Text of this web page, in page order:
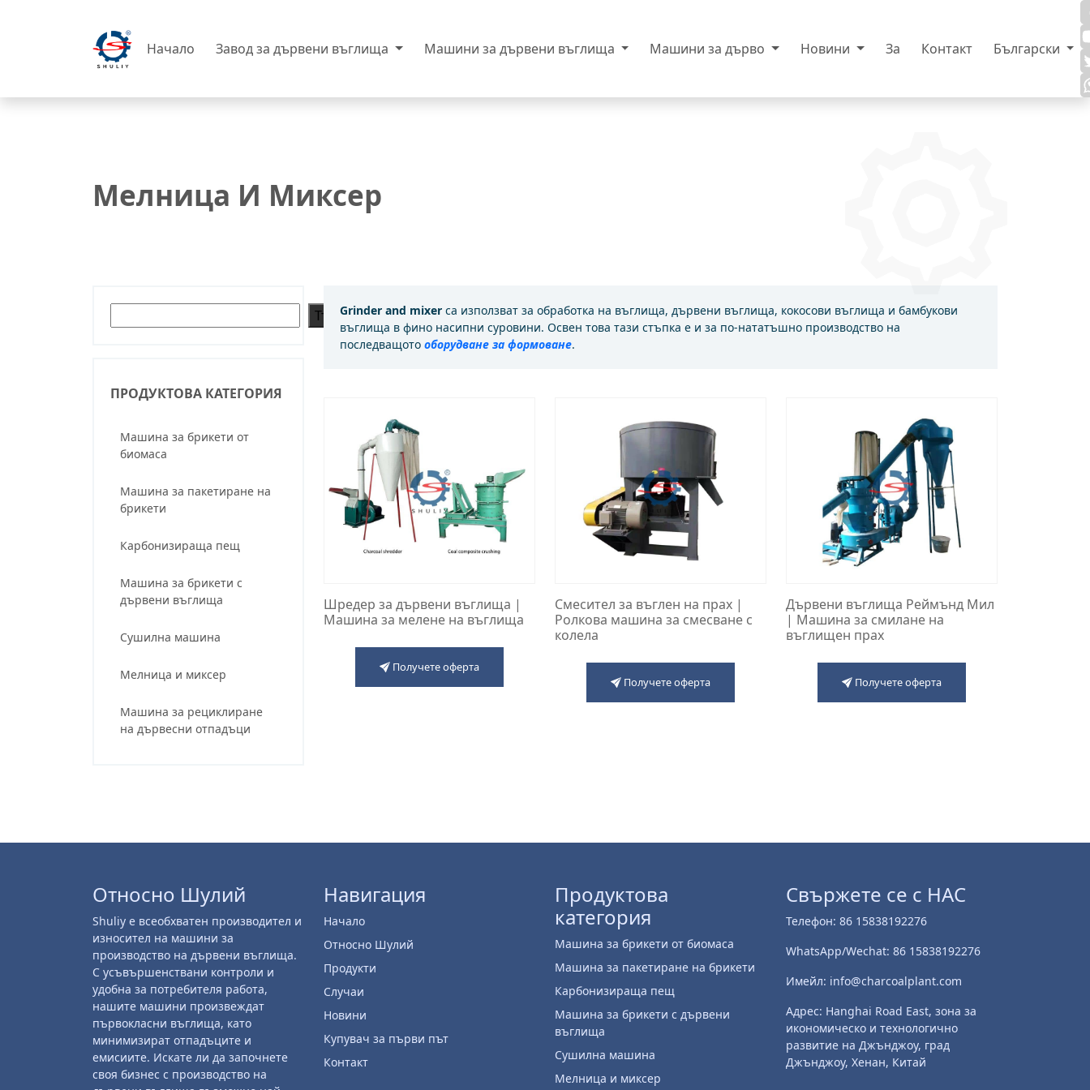
Начало Завод за дървени въглища Машини за дървени въглища Машини за дърво Новини За Контакт Български
Мелница И Миксер
Търсене
ПРОДУКТОВА КАТЕГОРИЯ
Машина за брикети от
биомаса
Машина за пакетиране на
брикети
Карбонизираща пещ
Машина за брикети с
дървени въглища
Сушилна машина
Мелница и миксер
Машина за рециклиране
на дървесни отпадъци
Grinder and mixer са използват за обработка на въглища, дървени въглища, кокосови въглища и бамбукови
въглища в фино насипни суровини. Освен това тази стъпка е и за по-нататъшно производство на
последващото оборудване за формоване.
Шредер за дървени въглища |
Машина за мелене на въглища
Получете оферта
Смесител за въглен на прах |
Ролкова машина за смесване с
колела
Получете оферта
Дървени въглища Реймънд Мил
| Машина за смилане на
въглищен прах
Получете оферта
Относно Шулий
Shuliy е всеобхватен производител и
износител на машини за
производство на дървени въглища.
С усъвършенствани контроли и
удобна за потребителя работа,
нашите машини произвеждат
първокласни въглища, като
минимизират отпадъците и
емисиите. Искате ли да започнете
своя бизнес с производство на
Навигация
Начало
Относно Шулий
Продукти
Случаи
Новини
Купувач за първи път
Контакт
Продуктова
категория
Машина за брикети от биомаса
Машина за пакетиране на брикети
Карбонизираща пещ
Машина за брикети с дървени
въглища
Сушилна машина
Мелница и миксер
Свържете се с НАС
Телефон: 86 15838192276
WhatsApp/Wechat: 86 15838192276
Имейл: info@charcoalplant.com
Адрес: Hanghai Road East, зона за
икономическо и технологично
развитие на Джънджоу, град
Джънджоу, Хенан, Китай